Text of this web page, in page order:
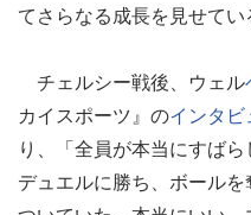
てさらなる成長を見せてい
チェルシー戦後、ウェル
カイスポーツ』のインタビ
り、「全員が本当にすば
デュエルに勝ち、ボール